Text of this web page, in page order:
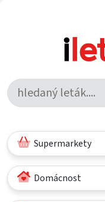
Supermarkety
Domácnost